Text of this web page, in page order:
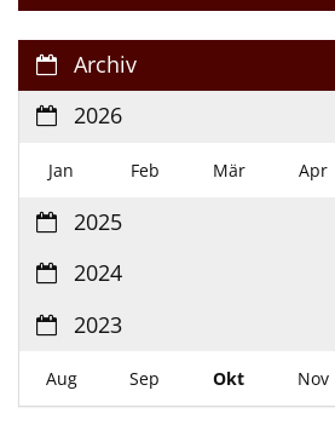
Archiv
2026
Jan Feb Mär Apr
2025
2024
2023
Aug Sep Okt Nov